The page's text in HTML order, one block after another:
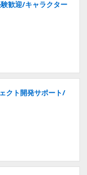
歓迎/キャラクター
クト開発サポート/